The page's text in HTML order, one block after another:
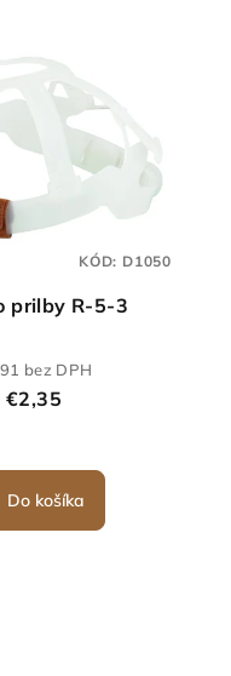
prilby R-5-3
bez DPH
€2,35
Do košíka
KÓD: D1050